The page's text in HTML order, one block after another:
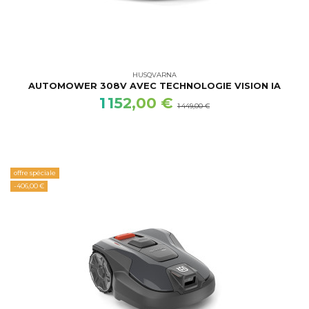
HUSQVARNA
AUTOMOWER 308V AVEC TECHNOLOGIE VISION IA
1 152,00 € 1 449,00 €
offre spéciale
-406,00 €